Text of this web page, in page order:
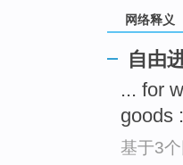
网络释义
自由
... for
goods
基于3